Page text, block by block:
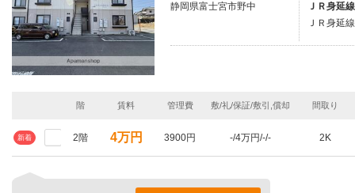
静岡県富士宮市野中
ＪＲ身延
ＪＲ身延
階 賃料 管理費 敷/礼/保証/敷引,償却 間取り
新着 2階 4万円 3900円 -/4万円/-/- 2K